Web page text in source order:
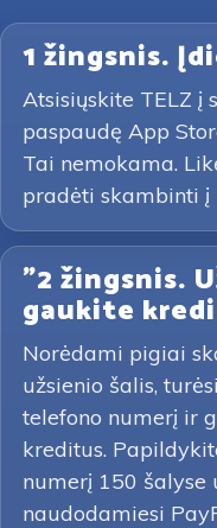
1 žingsnis.
Atsisiųskite TELZ į
paspaudę App
Tai nemokama.
pradėti skambinti į
"2 žingsnis.
gaukite
Norėdami pigiai
užsienio šalis,
telefono numerį ir
kreditus.
numerį 150 šalyse
naudodamiesi